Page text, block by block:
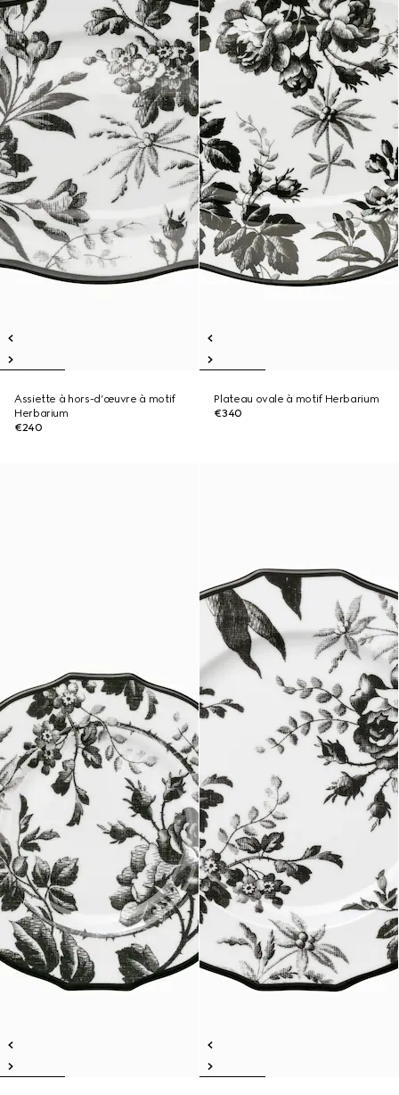
Assiette à hors-d’œuvre à motif
Herbarium
€240
Plateau ovale à motif Herbarium
€340